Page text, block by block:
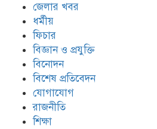
জেলার খবর
ধর্মীয়
ফিচার
বিজ্ঞান ও প্রযুক্তি
বিনোদন
বিশেষ প্রতিবেদন
যোগাযোগ
রাজনীতি
শিক্ষা